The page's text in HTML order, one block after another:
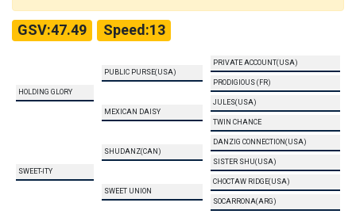
GSV:47.49 Speed:13
HOLDING GLORY
PUBLIC PURSE(USA)
PRIVATE ACCOUNT(USA)
PRODIGIOUS (FR)
MEXICAN DAISY
JULES(USA)
TWIN CHANCE
SWEET-ITY
SHUDANZ(CAN)
DANZIG CONNECTION(USA)
SISTER SHU(USA)
SWEET UNION
CHOCTAW RIDGE(USA)
SOCARRONA(ARG)